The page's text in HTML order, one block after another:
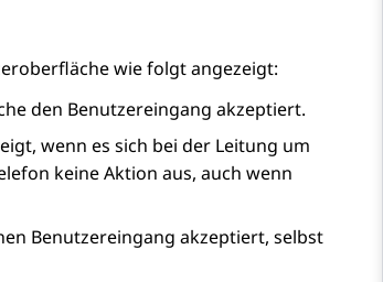
wie folgt angezeigt:
den Benutzereingang akzeptiert.
wenn es sich bei der Leitung um
keine Aktion aus, auch wenn
Benutzereingang akzeptiert, selbst